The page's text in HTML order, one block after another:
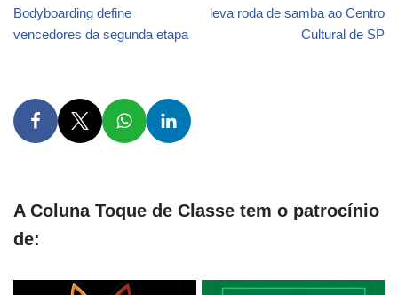
Bodyboarding define
vencedores da segunda etapa
leva roda de samba ao Centro
Cultural de SP
A Coluna Toque de Classe tem o patrocínio
de: